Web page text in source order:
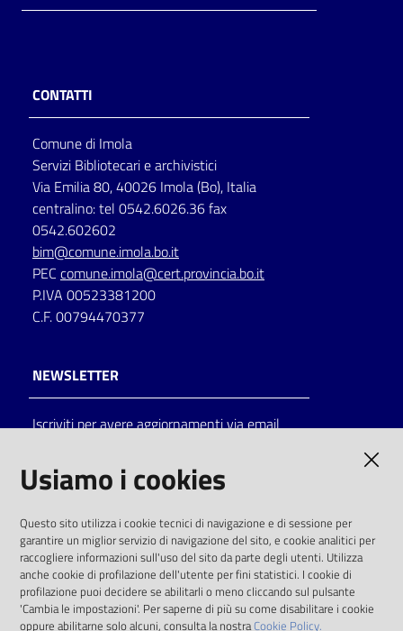
CONTATTI
Comune di Imola
Servizi Bibliotecari e archivistici
Via Emilia 80, 40026 Imola (Bo), Italia
centralino: tel 0542.6026.36 fax
0542.602602
bim@comune.imola.bo.it
PEC comune.imola@cert.provincia.bo.it
P.IVA 00523381200
C.F. 00794470377
NEWSLETTER
Iscriviti per avere aggiornamenti via email
solo alle condizioni previste dalla direttiva
comunitaria 2003/98/CE e dal d.lgs. 36/2006
SOCIAL
Usiamo i cookies
Questo sito utilizza i cookie tecnici di navigazione e di sessione per
garantire un miglior servizio di navigazione del sito, e cookie analitici per
raccogliere informazioni sull'uso del sito da parte degli utenti. Utilizza
anche cookie di profilazione dell'utente per fini statistici. I cookie di
profilazione puoi decidere se abilitarli o meno cliccando sul pulsante
'Cambia le impostazioni'. Per saperne di più su come disabilitare i cookie
oppure abilitarne solo alcuni, consulta la nostraCookie Policy.